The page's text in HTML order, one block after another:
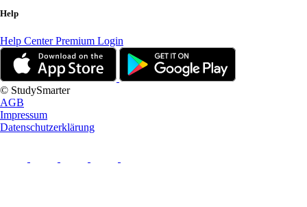
Help
Help CenterPremium Login
© StudySmarter
AGB
Impressum
Datenschutzerklärung